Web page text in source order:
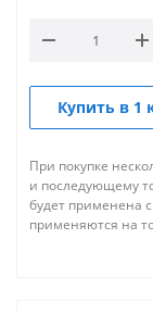
Купить в 1
При покупке
и последующему
будет применена
применяются на